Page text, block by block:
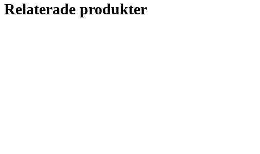
Relaterade produkter